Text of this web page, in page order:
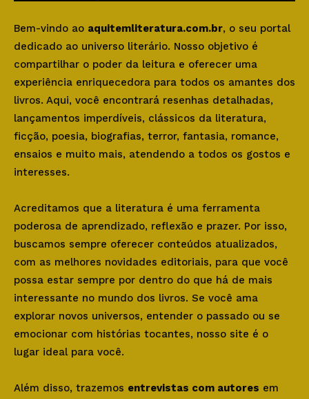
Bem-vindo ao aquitemliteratura.com.br, o seu portal
dedicado ao universo literário. Nosso objetivo é
compartilhar o poder da leitura e oferecer uma
experiência enriquecedora para todos os amantes dos
livros. Aqui, você encontrará resenhas detalhadas,
lançamentos imperdíveis, clássicos da literatura,
ficção, poesia, biografias, terror, fantasia, romance,
ensaios e muito mais, atendendo a todos os gostos e
interesses.
Acreditamos que a literatura é uma ferramenta
poderosa de aprendizado, reflexão e prazer. Por isso,
buscamos sempre oferecer conteúdos atualizados,
com as melhores novidades editoriais, para que você
possa estar sempre por dentro do que há de mais
interessante no mundo dos livros. Se você ama
explorar novos universos, entender o passado ou se
emocionar com histórias tocantes, nosso site é o
lugar ideal para você.
Além disso, trazemos entrevistas com autores em